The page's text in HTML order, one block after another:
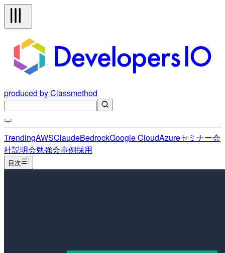
produced by Classmethod
TrendingAWSClaudeBedrockGoogle CloudAzureセミナー会
社説明会勉強会事例採用
目次